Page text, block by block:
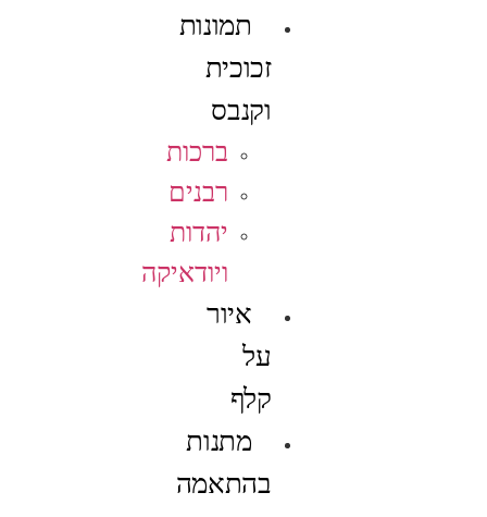
תמונות
זכוכית
וקנבס
ברכות
רבנים
יהדות
ויודאיקה
איור
על
קלף
מתנות
בהתאמה